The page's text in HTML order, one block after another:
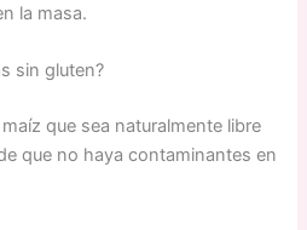
la masa.
sin gluten?
que sea naturalmente libre
que no haya contaminantes en